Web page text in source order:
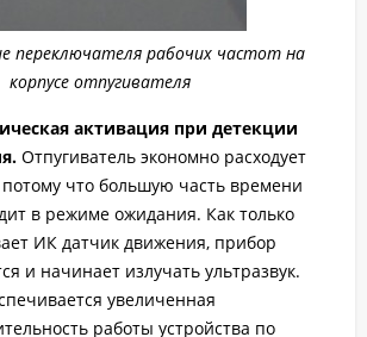
переключателя рабочих частот на
корпусе отпугивателя
активация при детекции
Отпугиватель экономно расходует
что большую часть времени
в режиме ожидания. Как только
ИК датчик движения, прибор
и начинает излучать ультразвук.
увеличенная
работы устройства по